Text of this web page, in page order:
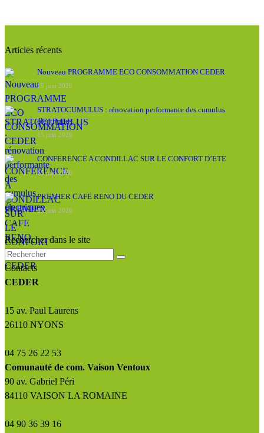
Articles récents
Nouveau PROGRAMME ECO CONSOMMATION CEDER
15 juin 2026
STRATOCUMULUS : rénovation performante des cumulus
électriques
15 juin 2026
CONFERENCE A CONDILLAC SUR LE CONFORT D’ETE
15 juin 2026
PREMIER CAFE RENO DU CEDER
15 juin 2026
Rechercher dans le site
Contacts
CEDER
15 av. Paul Laurens
26110 NYONS
04 75 26 22 53
Comunauté de com. Vaison Ventoux
90 av. Gabriel Péri
84110 VAISON LA ROMAINE
04 90 36 39 16